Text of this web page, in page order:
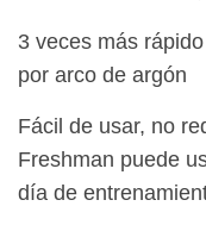
3 veces más
por arco de argón
Fácil de usar, no
Freshman puede
día de